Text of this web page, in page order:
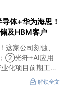
体+华为海思！
及HBM客户
家公司刻蚀、
；②光纤+AI应用
化项目前期工
增募资不超3亿元
解锁全文